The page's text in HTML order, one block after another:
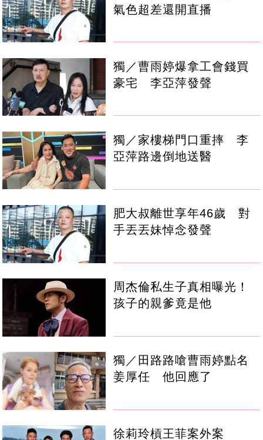
氣色超差還開直播
獨／曹雨婷爆拿工會錢買
豪宅 李亞萍發聲
獨／家樓梯門口重摔 李
亞萍路邊倒地送醫
肥大叔離世享年46歲 對
手丟丟妹悼念發聲
周杰倫私生子真相曝光！
孩子的親爹竟是他
獨／田路路嗆曹雨婷點名
姜厚任 他回應了
徐莉玲槓王菲案外案